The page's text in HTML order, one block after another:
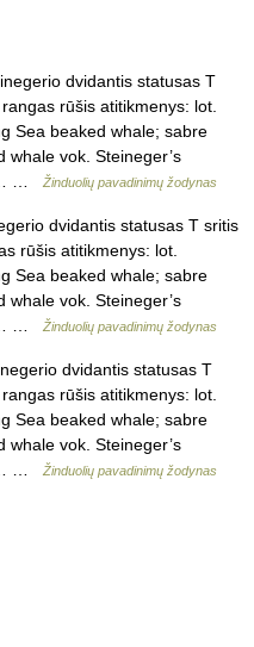
dvidantis statusas T
rūšis atitikmenys: lot.
Sea beaked whale; sabre
whale vok. Steineger’s
…
Žinduolių pavadinimų žodynas
dvidantis statusas T sritis
rūšis atitikmenys: lot.
Sea beaked whale; sabre
whale vok. Steineger’s
…
Žinduolių pavadinimų žodynas
dvidantis statusas T
rūšis atitikmenys: lot.
Sea beaked whale; sabre
whale vok. Steineger’s
…
Žinduolių pavadinimų žodynas